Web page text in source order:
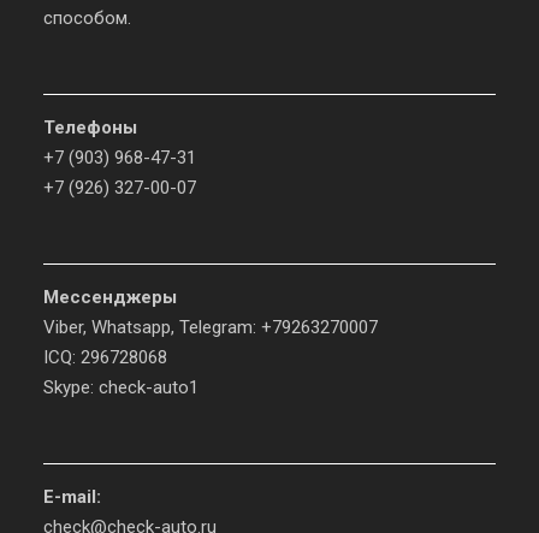
способом.
Телефоны
+7 (903) 968-47-31
+7 (926) 327-00-07
Мессенджеры
Viber, Whatsapp, Telegram: +79263270007
ICQ: 296728068
Skype: check-auto1
E-mail:
check@check-auto.ru